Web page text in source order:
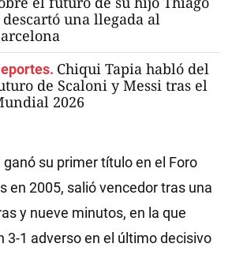
una llegada al
Chiqui Tapia habló del
de Scaloni y Messi tras el
2026
ganó su primer título en el Foro
en 2005, salió vencedor tras una
y nueve minutos, en la que
3-1 adverso en el último decisivo